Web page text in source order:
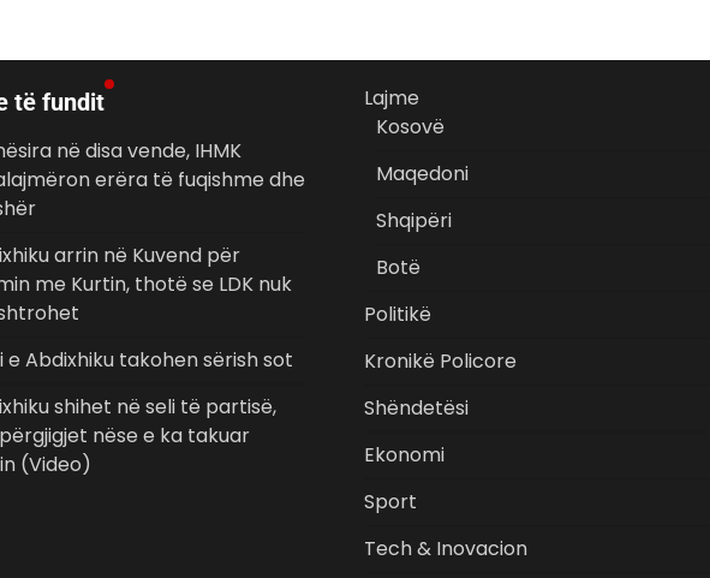
të fundit
në disa vende, IHMK
erëra të fuqishme dhe
arrin në Kuvend për
me Kurtin, thotë se LDK nuk
e Abdixhiku takohen sërish sot
shihet në seli të partisë,
nëse e ka takuar
(Video)
Lajme
Kosovë
Maqedoni
Shqipëri
Botë
Politikë
Kronikë Policore
Shëndetësi
Ekonomi
Sport
Tech & Inovacion